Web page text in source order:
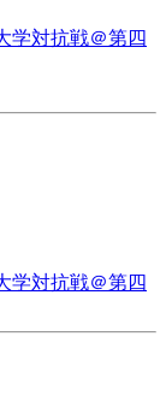
学対抗戦＠第四
学対抗戦＠第四